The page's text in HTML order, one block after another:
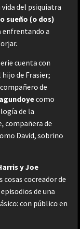
del psiquiatra
sueño (o dos)
enfrentando a
cuenta con
hijo de Frasier;
de
como
de la
compañera de
David, sobrino
y Joe
cosas cocreador de
de una
con público en